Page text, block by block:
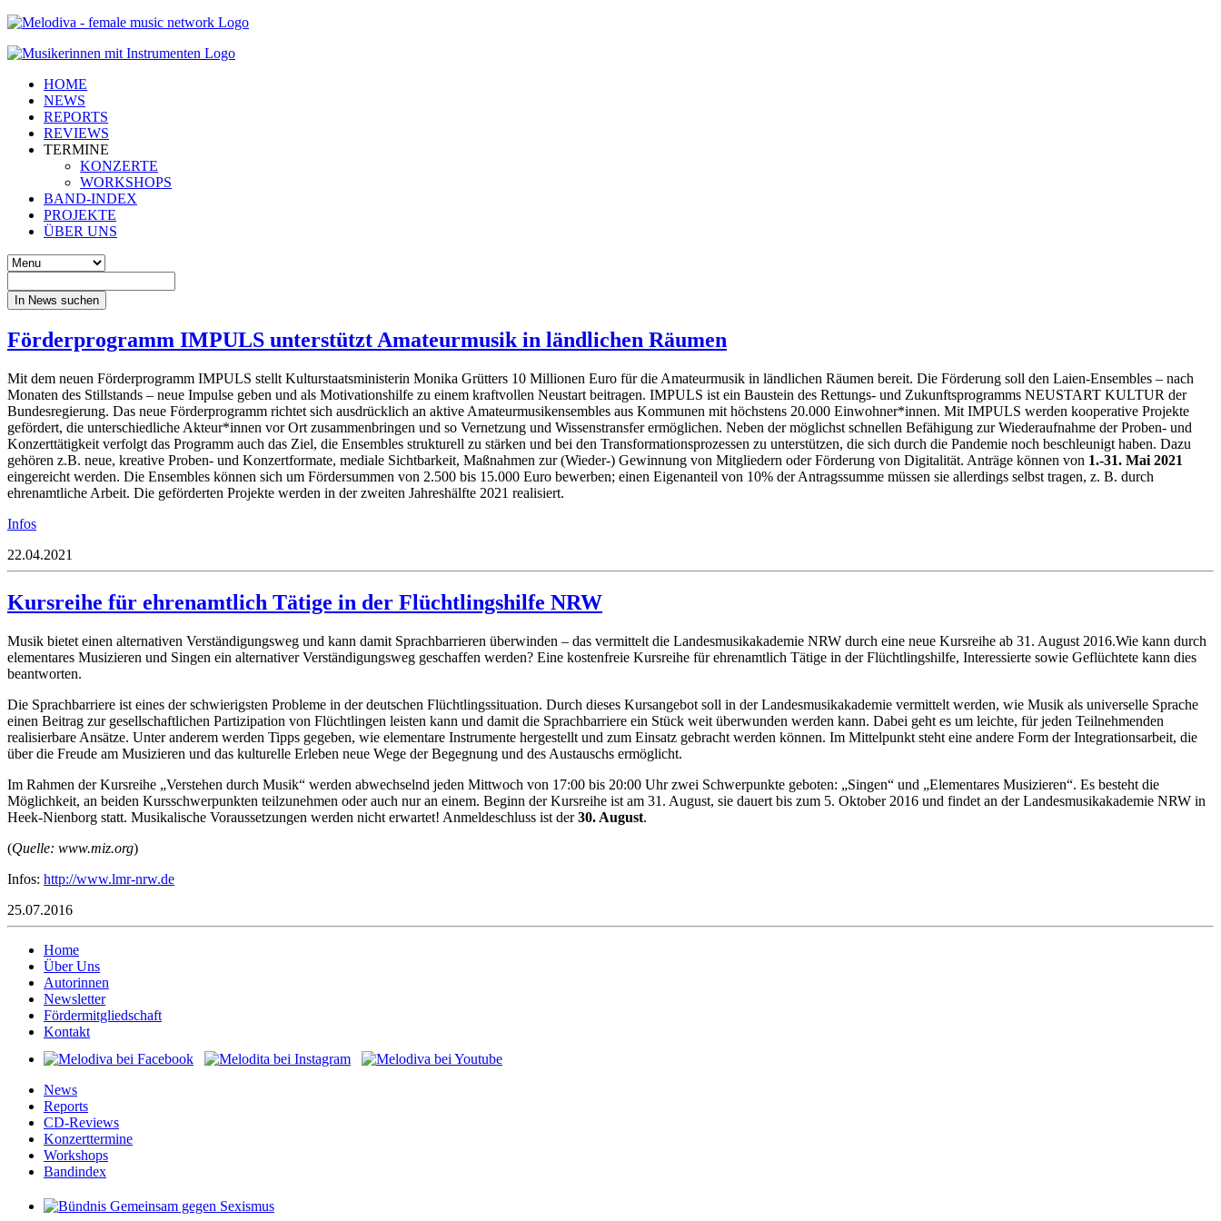
HOME
NEWS
REPORTS
REVIEWS
TERMINE
KONZERTE
WORKSHOPS
BAND-INDEX
PROJEKTE
ÜBER UNS
In News suchen
Förderprogramm IMPULS unterstützt Amateurmusik in ländlichen Räumen
Mit dem neuen Förderprogramm IMPULS stellt Kulturstaatsministerin Monika Grütters 10 Millionen Euro für die Amateurmusik in ländlichen Räumen bereit. Die Förderung soll den Laien-Ensembles – nach
Monaten des Stillstands – neue Impulse geben und als Motivationshilfe zu einem kraftvollen Neustart beitragen. IMPULS ist ein Baustein des Rettungs- und Zukunftsprogramms NEUSTART KULTUR der
Bundesregierung. Das neue Förderprogramm richtet sich ausdrücklich an aktive Amateurmusikensembles aus Kommunen mit höchstens 20.000 Einwohner*innen. Mit IMPULS werden kooperative Projekte
gefördert, die unterschiedliche Akteur*innen vor Ort zusammenbringen und so Vernetzung und Wissenstransfer ermöglichen. Neben der möglichst schnellen Befähigung zur Wiederaufnahme der Proben- und
Konzerttätigkeit verfolgt das Programm auch das Ziel, die Ensembles strukturell zu stärken und bei den Transformationsprozessen zu unterstützen, die sich durch die Pandemie noch beschleunigt haben. Dazu
gehören z.B. neue, kreative Proben- und Konzertformate, mediale Sichtbarkeit, Maßnahmen zur (Wieder-) Gewinnung von Mitgliedern oder Förderung von Digitalität. Anträge können von 1.-31. Mai 2021
eingereicht werden. Die Ensembles können sich um Fördersummen von 2.500 bis 15.000 Euro bewerben; einen Eigenanteil von 10% der Antragssumme müssen sie allerdings selbst tragen, z. B. durch
ehrenamtliche Arbeit. Die geförderten Projekte werden in der zweiten Jahreshälfte 2021 realisiert.
Infos
22.04.2021
Kursreihe für ehrenamtlich Tätige in der Flüchtlingshilfe NRW
Musik bietet einen alternativen Verständigungsweg und kann damit Sprachbarrieren überwinden – das vermittelt die Landesmusikakademie NRW durch eine neue Kursreihe ab 31. August 2016.Wie kann durch
elementares Musizieren und Singen ein alternativer Verständigungsweg geschaffen werden? Eine kostenfreie Kursreihe für ehrenamtlich Tätige in der Flüchtlingshilfe, Interessierte sowie Geflüchtete kann dies
beantworten.
Die Sprachbarriere ist eines der schwierigsten Probleme in der deutschen Flüchtlingssituation. Durch dieses Kursangebot soll in der Landesmusikakademie vermittelt werden, wie Musik als universelle Sprache
einen Beitrag zur gesellschaftlichen Partizipation von Flüchtlingen leisten kann und damit die Sprachbarriere ein Stück weit überwunden werden kann. Dabei geht es um leichte, für jeden Teilnehmenden
realisierbare Ansätze. Unter anderem werden Tipps gegeben, wie elementare Instrumente hergestellt und zum Einsatz gebracht werden können. Im Mittelpunkt steht eine andere Form der Integrationsarbeit, die
über die Freude am Musizieren und das kulturelle Erleben neue Wege der Begegnung und des Austauschs ermöglicht.
Im Rahmen der Kursreihe „Verstehen durch Musik“ werden abwechselnd jeden Mittwoch von 17:00 bis 20:00 Uhr zwei Schwerpunkte geboten: „Singen“ und „Elementares Musizieren“. Es besteht die
Möglichkeit, an beiden Kursschwerpunkten teilzunehmen oder auch nur an einem. Beginn der Kursreihe ist am 31. August, sie dauert bis zum 5. Oktober 2016 und findet an der Landesmusikakademie NRW in
Heek-Nienborg statt. Musikalische Voraussetzungen werden nicht erwartet! Anmeldeschluss ist der30. August.
(Quelle: www.miz.org)
Infos: http://www.lmr-nrw.de
25.07.2016
Home
Über Uns
Autorinnen
Newsletter
Fördermitgliedschaft
Kontakt
News
Reports
CD-Reviews
Konzerttermine
Workshops
Bandindex